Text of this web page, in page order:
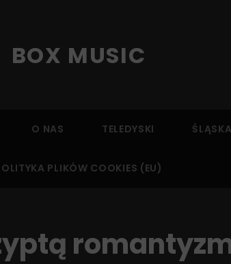
BOX MUSIC
O NAS TELEDYSKI
PLIKÓW COOKIES (EU)